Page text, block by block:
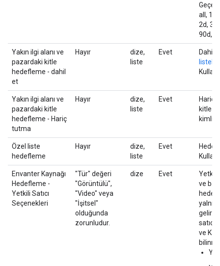
all,
2d,
90d,
Yakın ilgi alanı ve
pazardaki kitle
hedefleme - dahil
et
Hayır
dize,
liste
Evet
Dahil
Yakın ilgi alanı ve
pazardaki kitle
hedefleme - Hariç
tutma
Hayır
dize,
liste
Evet
Hariç
kitle
Özel liste
hedefleme
Hayır
dize,
liste
Evet
Envanter Kaynağı
Hedefleme -
Yetkili Satıcı
Seçenekleri
"Tür" değeri
"Görüntülü",
"Video" veya
"İşitsel"
olduğunda
zorunludur.
dize Evet
Yetkili
ve
gelir.
ve